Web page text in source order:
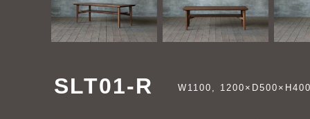
SLT01-R W1100,